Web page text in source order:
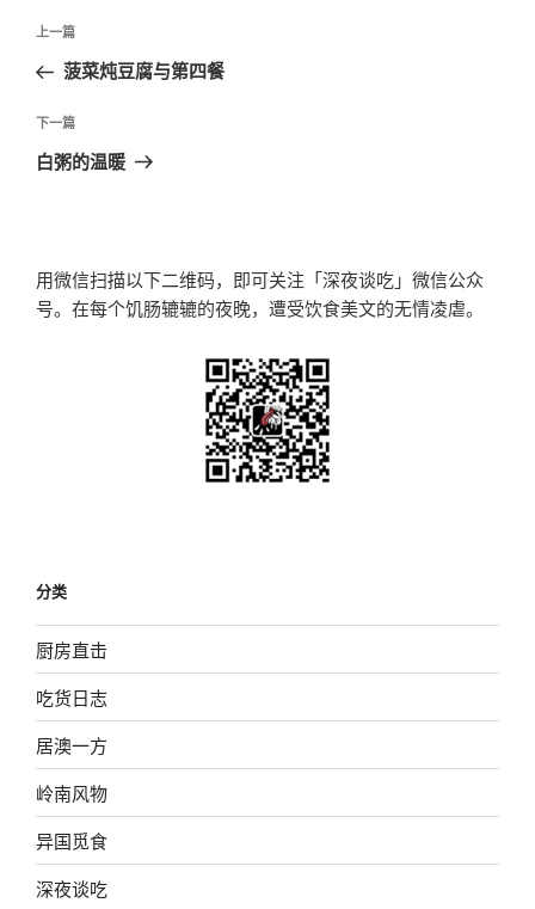
文
导
航
上
一
文
章
上一篇
菠菜炖豆腐与第四餐
下
一
下一篇
白粥的温暖
用微信扫描以下二维码，即可关注「深夜谈吃」微信公众
号。在每个饥肠辘辘的夜晚，遭受饮食美文的无情凌虐。
分类
厨房直击
吃货日志
居澳一方
岭南风物
异国觅食
深夜谈吃